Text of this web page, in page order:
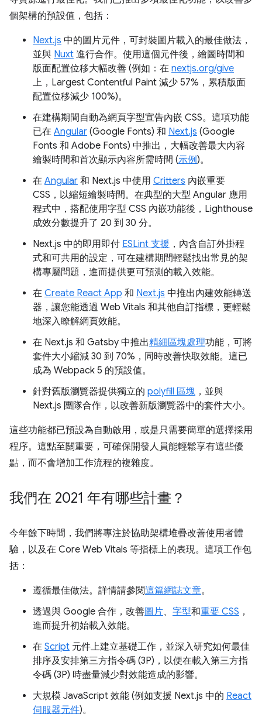
個架構的預設值，包括：
Next.js 中的圖片元件，可封裝圖片載入的最佳做法，
並與 Nuxt 進行合作。使用這個元件後，繪圖時間和
版面配置位移大幅改善 (例如：在 nextjs.org/give
上，Largest Contentful Paint 減少 57%，累積版面
配置位移減少 100%)。
在建構期間自動為網頁字型宣告內嵌 CSS。這項功能
已在 Angular (Google Fonts) 和 Next.js (Google
Fonts 和 Adobe Fonts) 中推出，大幅改善最大內容
繪製時間和首次顯示內容所需時間 (示例)。
在 Angular 和 Next.js 中使用 Critters 內嵌重要
CSS，以縮短繪製時間。在典型的大型 Angular 應用
程式中，搭配使用字型 CSS 內嵌功能後，Lighthouse
成效分數提升了 20 到 30 分。
Next.js 中的即用即付 ESLint 支援 ，內含自訂外掛程
式和可共用的設定，可在建構期間輕鬆找出常見的架
構專屬問題，進而提供更可預測的載入效能。
在 Create React App 和 Next.js 中推出內建效能轉送
器，讓您能透過 Web Vitals 和其他自訂指標，更輕鬆
地深入瞭解網頁效能。
在 Next.js 和 Gatsby 中推出精細區塊處理功能，可將
套件大小縮減 30 到 70%，同時改善快取效能。這已
成為 Webpack 5 的預設值。
針對舊版瀏覽器提供獨立的 polyfill 區塊 ，並與
Next.js 團隊合作，以改善新版瀏覽器中的套件大小。
這些功能都已預設為自動啟用，或是只需要簡單的選擇採用
程序。這點至關重要，可確保開發人員能輕鬆享有這些優
點，而不會增加工作流程的複雜度。
我們在 2021 年有哪些計畫？
今年餘下時間，我們將專注於協助架構堆疊改善使用者體
驗，以及在 Core Web Vitals 等指標上的表現。這項工作包
括：
遵循最佳做法。詳情請參閱這篇網誌文章。
透過與 Google 合作，改善圖片、 字型和重要 CSS ，
進而提升初始載入效能。
在 Script 元件上建立基礎工作，並深入研究如何最佳
排序及安排第三方指令碼 (3P)，以便在載入第三方指
令碼 (3P) 時盡量減少對效能造成的影響。
大規模 JavaScript 效能 (例如支援 Next.js 中的 React
伺服器元件)。